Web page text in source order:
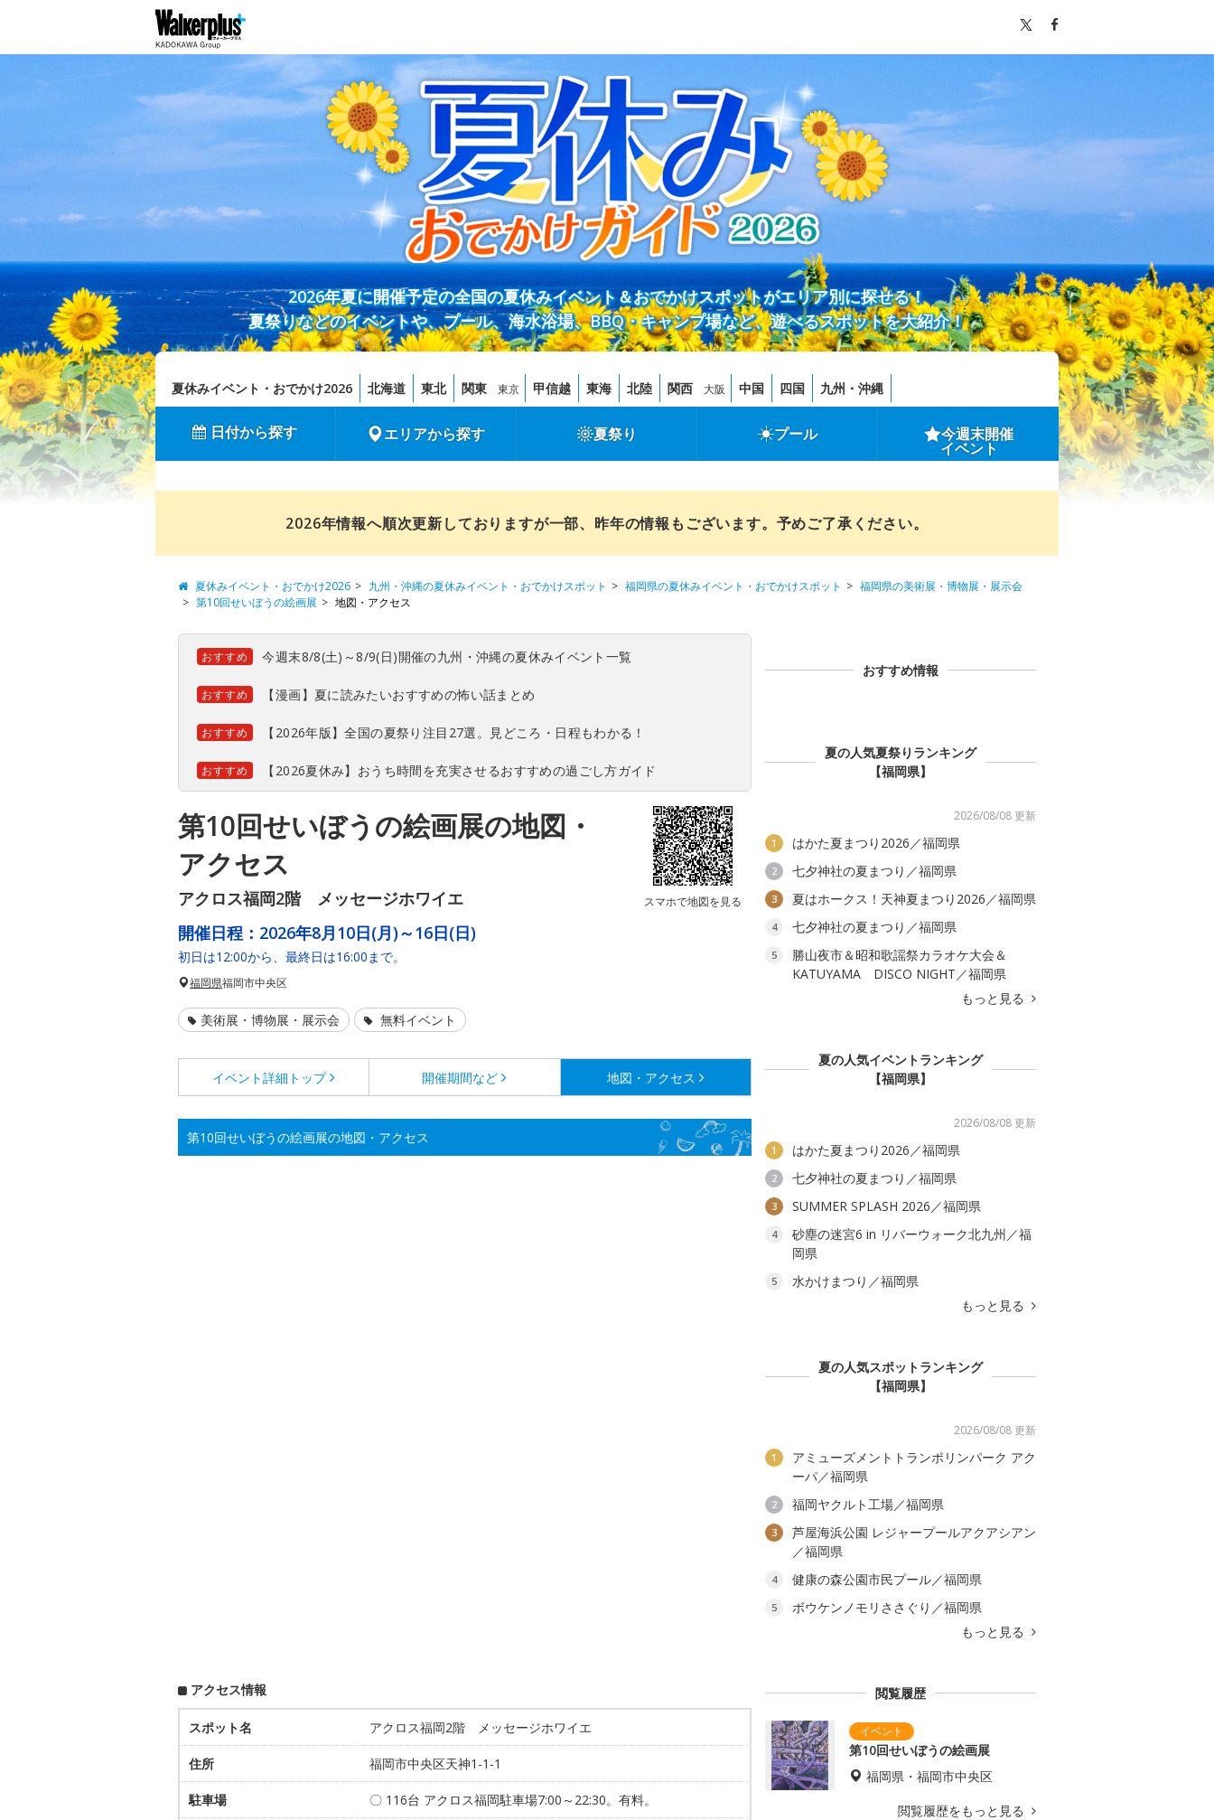
2026年夏に開催予定の全国の夏休みイベント＆おでかけスポットがエリア別に探せる！
夏祭りなどのイベントや、プール、海水浴場、BBQ・キャンプ場など、遊べるスポットを大紹介！
夏休みイベント・おでかけ2026 北海道 東北 関東 東京 甲信越 東海 北陸 関西 大阪 中国 四国 九州・沖縄
日付から探す エリアから探す 夏祭り プール 今週末開催
イベント
2026年情報へ順次更新しておりますが一部、昨年の情報もございます。予めご了承ください。
夏休みイベント・おでかけ2026 九州・沖縄の夏休みイベント・おでかけスポット 福岡県の夏休みイベント・おでかけスポット
福岡県の美術展・博物展・展示会
第10回せいぼうの絵画展
地図・アクセス
おすすめ 今週末8/8(土)～8/9(日)開催の九州・沖縄の夏休みイベント一覧
おすすめ 【漫画】夏に読みたいおすすめの怖い話まとめ
おすすめ 【2026年版】全国の夏祭り注目27選。見どころ・日程もわかる！
おすすめ 【2026夏休み】おうち時間を充実させるおすすめの過ごし方ガイド
第10回せいぼうの絵画展の地図・
アクセス
アクロス福岡2階 メッセージホワイエ スマホで地図を見る
開催日程： 2026年8月10日(月)～16日(日)
初日は12:00から、最終日は16:00まで。
福岡県福岡市中央区
美術展・博物展・展示会 無料イベント
イベント詳細 トップ 開催期間など 地図・アクセス
第10回せいぼうの絵画展の地図・アクセス
アクセス情報
スポット名 アクロス福岡2階 メッセージホワイエ
住所 福岡市中央区天神1-1-1
駐車場 〇 116台 アクロス福岡駐車場7:00～22:30。有料。
おすすめ情報
夏の人気夏祭りランキング
【福岡県】
2026/08/08 更新
1 はかた夏まつり2026／福岡県
2 七夕神社の夏まつり／福岡県
3 夏はホークス！天神夏まつり2026／福岡県
4 七夕神社の夏まつり／福岡県
5
勝山夜市＆昭和歌謡祭カラオケ大会＆
KATUYAMA DISCO NIGHT／福岡県
もっと見る
夏の人気イベントランキング
【福岡県】
2026/08/08 更新
1 はかた夏まつり2026／福岡県
2 七夕神社の夏まつり／福岡県
3 SUMMER SPLASH 2026／福岡県
4
砂塵の迷宮6 in リバーウォーク北九州／福
岡県
5
水かけまつり／福岡県
もっと見る
夏の人気スポットランキング
【福岡県】
2026/08/08 更新
1
アミューズメントトランポリンパーク アク
ーパ／福岡県
2 福岡ヤクルト工場／福岡県
3
芦屋海浜公園 レジャープールアクアシアン
／福岡県
4 健康の森公園市民プール／福岡県
5
ボウケンノモリささぐり／福岡県
もっと見る
閲覧履歴
第10回せいぼうの絵画展
福岡県・福岡市中央区
閲覧履歴をもっと見る